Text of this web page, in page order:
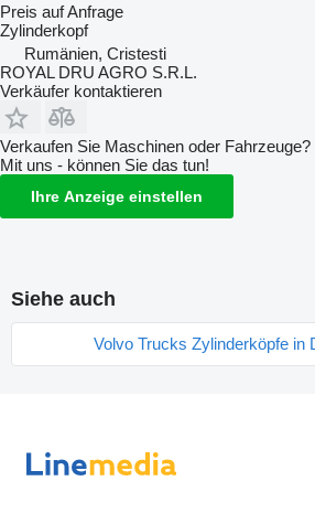
Preis auf Anfrage
Zylinderkopf
Rumänien, Cristesti
ROYAL DRU AGRO S.R.L.
Verkäufer kontaktieren
Verkaufen Sie Maschinen oder Fahrzeuge?
Mit uns - können Sie das tun!
Ihre Anzeige einstellen
Siehe auch
Volvo Trucks Zylinderköpfe in